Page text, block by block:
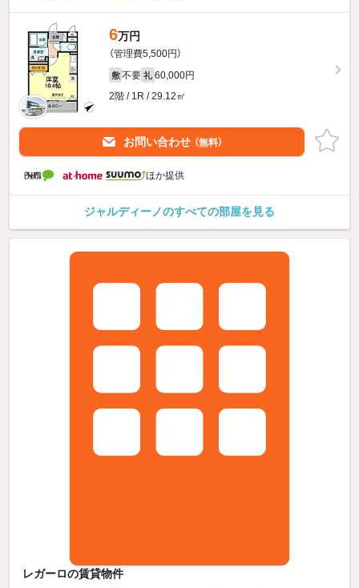
6万円
（管理費5,500円）
敷 不要 礼 60,000円
2階 / 1R / 29.12㎡
お問い合わせ （無料）
ほか提供
ジャルディーノのすべての部屋を見る
レガーロの賃貸物件